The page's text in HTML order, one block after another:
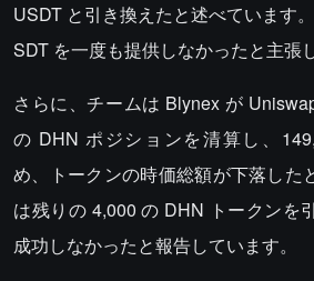
USDT と引き換えたと述べています
SDT を一度も提供しなかったと主張
さらに、チームは Blynex が
の DHN ポジションを清算し、
め、トークンの時価総額が下落した
は残りの 4,000 の DHN トークンを
成功しなかったと報告しています。